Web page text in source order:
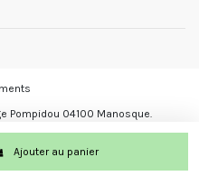
Ajouter au panier
Pompidou 04100 Manosque.
marque registré.